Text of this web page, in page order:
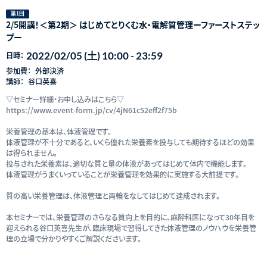
第1回
2/5開講！＜第2期＞ はじめてとりくむ水・電解質管理ーファーストステッ
プー
日時： 2022/02/05 (土) 10:00 - 23:59
参加費： 外部決済
講師： 谷口英喜
▽セミナー詳細・お申し込みはこちら▽
https://www.event-form.jp/cv/4jN61c52eff2f75b
栄養管理の基本は、体液管理です。
体液管理が不十分であると、いくら優れた栄養素を投与しても期待するほどの効果
は得られません。
投与された栄養素は、適切な質と量の体液があってはじめて体内で機能します。
体液管理がうまくいっていることが栄養管理を効果的に実施する大前提です。
質の高い栄養管理は、体液管理と両輪をなしてはじめて達成されます。
本セミナーでは、栄養管理のさらなる質向上を目的に、麻酔科医になって30年目を
迎えられる谷口英喜先生が、臨床現場で習得してきた体液管理のノウハウを栄養管
理の立場で分かりやすくご解説くださいます。